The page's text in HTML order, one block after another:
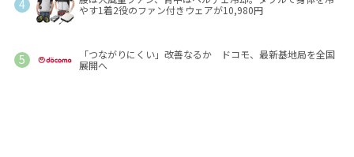
やす1着2役のファン付きウェアが10,980円
「つながりにくい」改善なるか ドコモ、最新基地局を全国
展開へ